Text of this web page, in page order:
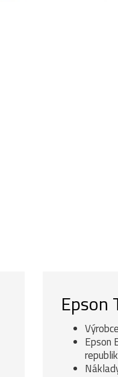
Epson
Epson